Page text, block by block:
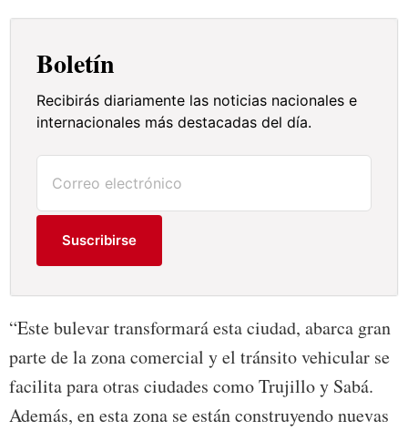
Boletín
Recibirás diariamente las noticias nacionales e
internacionales más destacadas del día.
Suscribirse
“Este bulevar transformará esta ciudad, abarca gran
parte de la zona comercial y el tránsito vehicular se
facilita para otras ciudades como Trujillo y Sabá.
Además, en esta zona se están construyendo nuevas